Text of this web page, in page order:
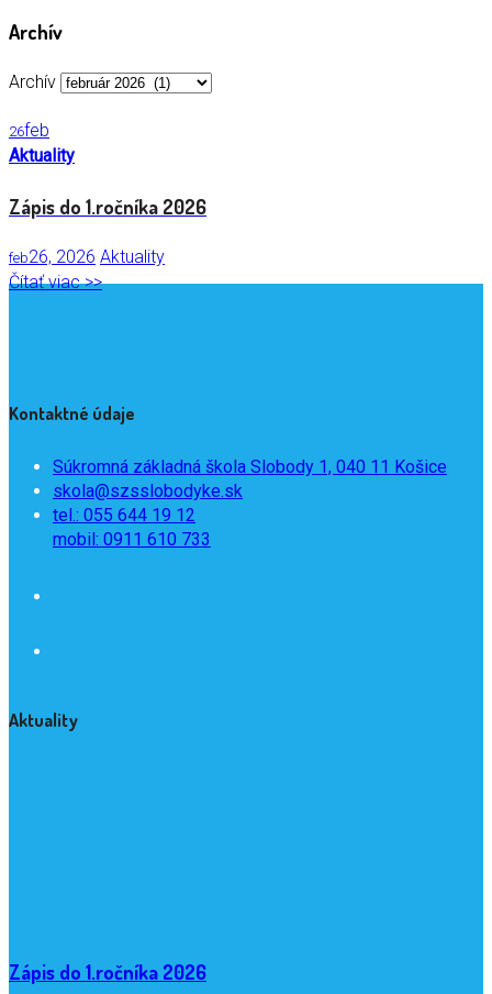
Archív
Archív
26feb
Aktuality
Zápis do 1.ročníka 2026
feb26, 2026 Aktuality
Čítať viac >>
Kontaktné údaje
Súkromná základná škola Slobody 1, 040 11 Košice
skola@szsslobodyke.sk
tel.: 055 644 19 12
mobil: 0911 610 733
Aktuality
Zápis do 1.ročníka 2026